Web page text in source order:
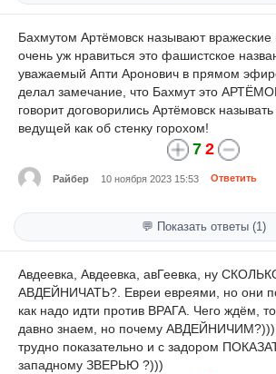
Бахмутом Артёмовск называют
очень уж нравиться это фашистское
уважаемый Апти Аронович в прямом
делал замечание, что Бахмут это
говорит договорились Артёмовск
ведущей как об стенку горохом!
7 2
Райбер 10 ноября 2023 15:53 Ответить
💬 Показать ответы (1)
Авдеевка, Авдеевка, авГеевка, ну
АВДЕЙНИЧАТЬ?. Евреи евреями, но они
как надо идти против ВРАГА. Чего ждём,
давно знаем, но почему АВДЕЙНИЧИМ?)))
трудно показательно и с задором
западному ЗВЕРЬЮ ?)))